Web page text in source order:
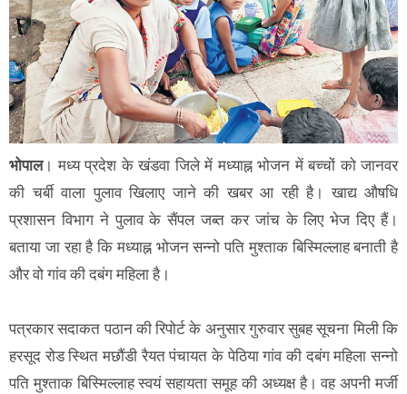
भोपाल। मध्य प्रदेश के खंडवा जिले में मध्याह्न भोजन में बच्चों को जानवर
की चर्बी वाला पुलाव खिलाए जाने की खबर आ रही है। खाद्य औषधि
प्रशासन विभाग ने पुलाव के सैंपल जब्त कर जांच के लिए भेज दिए हैं।
बताया जा रहा है कि मध्याह्न भोजन सन्नो पति मुश्ताक बिस्मिल्लाह बनाती है
और वो गांव की दबंग महिला है।
पत्रकार सदाकत पठान की रिपोर्ट के अनुसार गुरुवार सुबह सूचना मिली कि
हरसूद रोड स्थित मछौंडी रैयत पंचायत के पेठिया गांव की दबंग महिला सन्नो
पति मुश्ताक बिस्मिल्लाह स्वयं सहायता समूह की अध्यक्ष है। वह अपनी मर्जी